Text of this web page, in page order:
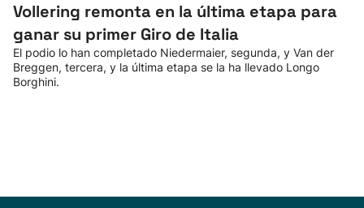
Vollering remonta en la última etapa para
ganar su primer Giro de Italia
El podio lo han completado Niedermaier, segunda, y Van der
Breggen, tercera, y la última etapa se la ha llevado Longo
Borghini.